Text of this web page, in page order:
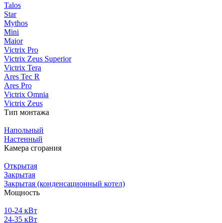
Talos
Star
Mythos
Mini
Maior
Victrix Pro
Victrix Zeus Superior
Victrix Tera
Ares Tec R
Ares Pro
Victrix Omnia
Victrix Zeus
Тип монтажа
Напольный
Настенный
Камера сгорания
Открытая
Закрытая
Закрытая (конденсационный котел)
Мощность
10-24 кВт
24-35 кВт